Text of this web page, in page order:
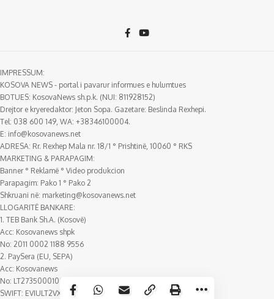
IMPRESSUM:
KOSOVA NEWS - portal i pavarur informues e hulumtues
BOTUES: KosovaNews sh.p.k. (NUI: 811928152)
Drejtor e kryeredaktor: Jeton Sopa. Gazetare: Beslinda Rexhepi.
Tel: 038 600 149, WA: +38346100004.
E: info@kosovanews.net
ADRESA: Rr. Rexhep Mala nr. 18/1 ° Prishtinë, 10060 ° RKS
MARKETING & PARAPAGIM:
Banner ° Reklamë ° Video produkcion
Parapagim: Pako 1 ° Pako 2
Shkruani në: marketing@kosovanews.net
LLOGARITË BANKARE:
1. TEB Bank Sh.A. (Kosovë)
Acc: Kosovanews shpk
No: 2011 0002 1188 9556
2. PaySera (EU, SEPA)
Acc: Kosovanews
No: LT273500010018388807
SWIFT: EVIULT2VXXX